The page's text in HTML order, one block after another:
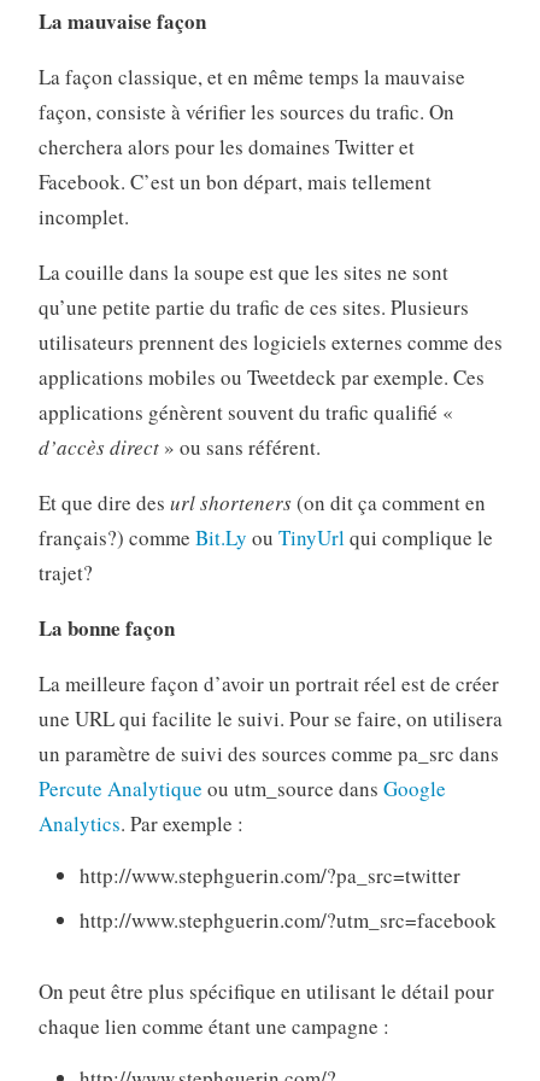
La mauvaise façon
La façon classique, et en même temps la mauvaise
façon, consiste à vérifier les sources du trafic. On
cherchera alors pour les domaines Twitter et
Facebook. C’est un bon départ, mais tellement
incomplet.
La couille dans la soupe est que les sites ne sont
qu’une petite partie du trafic de ces sites. Plusieurs
utilisateurs prennent des logiciels externes comme des
applications mobiles ou Tweetdeck par exemple. Ces
applications génèrent souvent du trafic qualifié «
d’accès direct » ou sans référent.
Et que dire des url shorteners(on dit ça comment en
français?) comme Bit.Ly ou TinyUrl qui complique le
trajet?
La bonne façon
La meilleure façon d’avoir un portrait réel est de créer
une URL qui facilite le suivi. Pour se faire, on utilisera
un paramètre de suivi des sources comme pa_src dans
Percute Analytique ou utm_source dans Google
Analytics. Par exemple :
http://www.stephguerin.com/?pa_src=twitter
http://www.stephguerin.com/?utm_src=facebook
On peut être plus spécifique en utilisant le détail pour
chaque lien comme étant une campagne :